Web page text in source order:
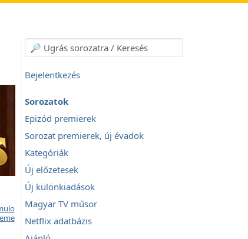
Bejelentkezés
Sorozatok
Epizód premierek
Sorozat premierek, új évadok
Kategóriák
Új előzetesek
Új különkiadások
Magyar TV műsor
Netflix adatbázis